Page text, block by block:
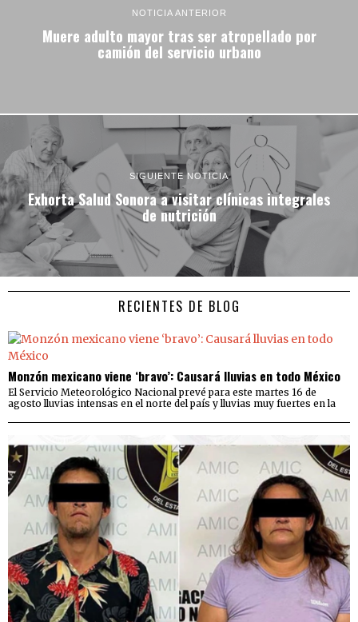
NOTICIA ANTERIOR
Muere adulto mayor tras ser atropellado por
camión del servicio urbano
SIGUIENTE NOTICIA
Exhorta Salud Sonora a visitar clínicas integrales
de nutrición
RECIENTES DE BLOG
Monzón mexicano viene ‘bravo’: Causará lluvias en todo México
El Servicio Meteorológico Nacional prevé para este martes 16 de
agosto lluvias intensas en el norte del país y lluvias muy fuertes en la